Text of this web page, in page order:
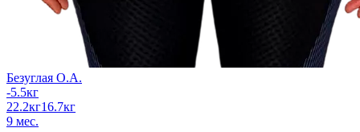
Безуглая О.А.
-5.5кг
22.2кг16.7кг
9 мес.